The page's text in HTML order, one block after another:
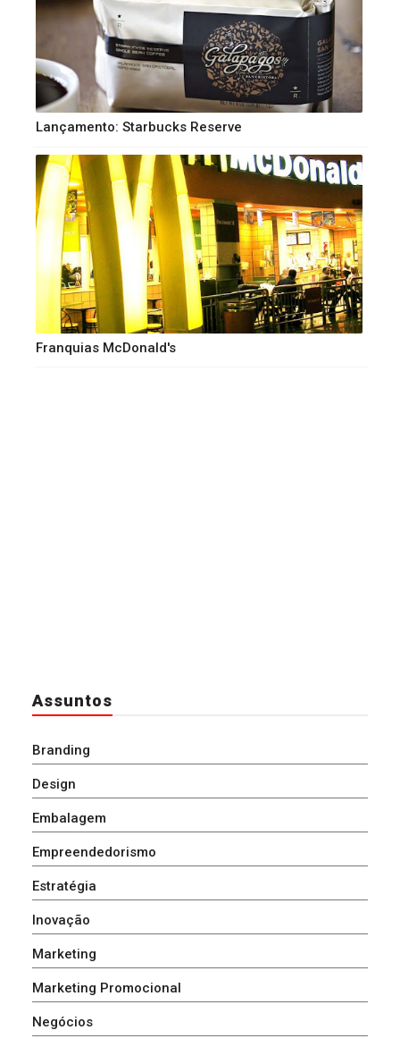
Lançamento: Starbucks Reserve
Franquias McDonald's
Assuntos
Branding
Design
Embalagem
Empreendedorismo
Estratégia
Inovação
Marketing
Marketing Promocional
Negócios